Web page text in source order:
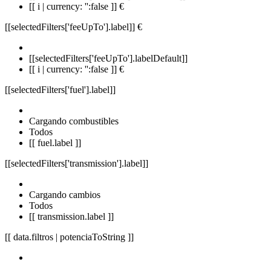
[[ i | currency: '':false ]] €
[[selectedFilters['feeUpTo'].label]] €
[[selectedFilters['feeUpTo'].labelDefault]]
[[ i | currency: '':false ]] €
[[selectedFilters['fuel'].label]]
Cargando combustibles
Todos
[[ fuel.label ]]
[[selectedFilters['transmission'].label]]
Cargando cambios
Todos
[[ transmission.label ]]
[[ data.filtros | potenciaToString ]]